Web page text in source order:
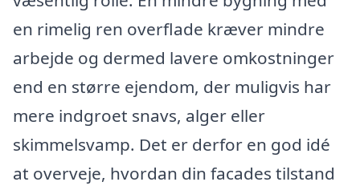
en rimelig ren overflade kræver mindre
arbejde og dermed lavere omkostninger
end en større ejendom, der muligvis har
mere indgroet snavs, alger eller
skimmelsvamp. Det er derfor en god idé
at overveje, hvordan din facades tilstand